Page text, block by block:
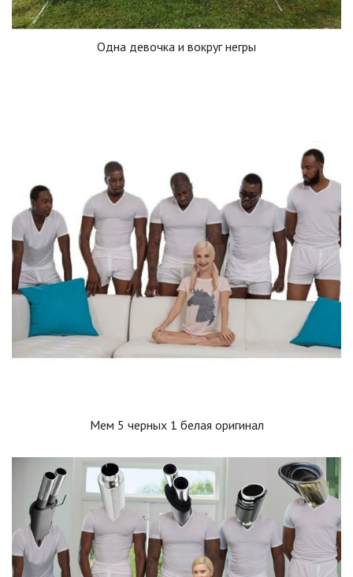
Одна девочка и вокруг негры
Мем 5 черных 1 белая оригинал